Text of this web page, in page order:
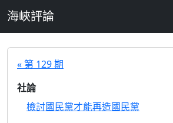
海峽評論
« 第 129 期
社論
檢討國民黨才能再造國民黨